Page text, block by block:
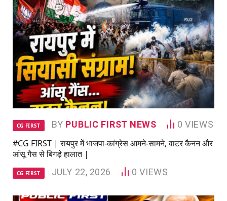
CG FIRST BY PUBLIC FIRST NEWS 0VIEWS
#CG FIRST | रायपुर में भाजपा-कांग्रेस आमने-सामने, वाटर कैनन और
आंसू गैस से बिगड़े हालात |
CG FIRST JULY 22, 2026 0VIEWS